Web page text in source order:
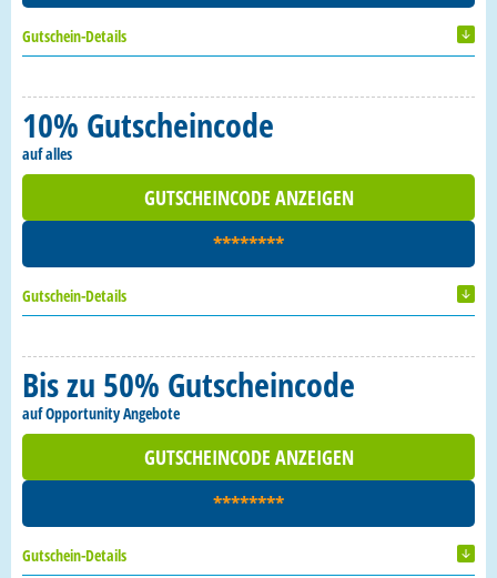
Gutschein-Details
10% Gutscheincode
auf alles
GUTSCHEINCODE ANZEIGEN
********
Gutschein-Details
Bis zu 50% Gutscheincode
auf Opportunity Angebote
GUTSCHEINCODE ANZEIGEN
********
Gutschein-Details